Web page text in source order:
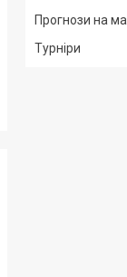
Прогнози на
Турніри